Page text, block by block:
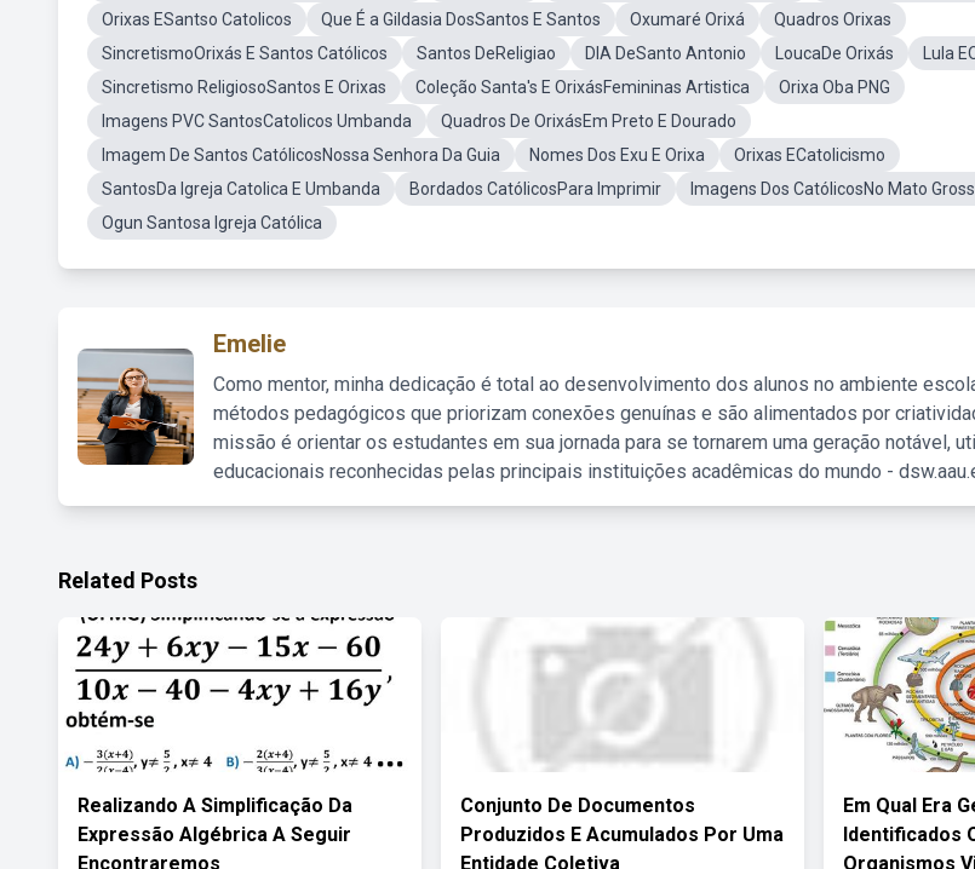
Orixas ESantso Catolicos
Que É a Gildasia DosSantos E Santos Oxumaré Orixá
Quadros Orixas
SincretismoOrixás E Santos Católicos
Santos DeReligiao DIA DeSanto Antonio LoucaDe Orixás
Lula
Sincretismo ReligiosoSantos E Orixas
Coleção Santa's E OrixásFemininas Artistica
Orixa Oba PNG
Imagens PVC SantosCatolicos Umbanda
Quadros De OrixásEm Preto E Dourado
Imagem De Santos CatólicosNossa Senhora Da Guia
Nomes Dos Exu E Orixa
Orixas ECatolicismo
SantosDa Igreja Catolica E Umbanda
Bordados CatólicosPara Imprimir
Imagens Dos CatólicosNo Mato
Ogun Santosa Igreja Católica
Emelie
Como mentor, minha dedicação é total ao desenvolvimento dos alunos no ambiente
métodos pedagógicos que priorizam conexões genuínas e são alimentados por
missão é orientar os estudantes em sua jornada para se tornarem uma geração notável,
educacionais reconhecidas pelas principais instituições acadêmicas do mundo -
Related Posts
Realizando A Simplificação Da
Expressão Algébrica A Seguir
Encontraremos
Conjunto De Documentos
Produzidos E Acumulados Por Uma
Entidade Coletiva
Em Qual Era
Identificados
Organismos